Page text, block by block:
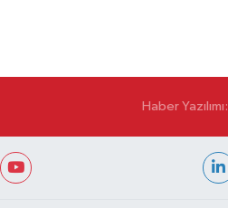
Haber Yazılımı: